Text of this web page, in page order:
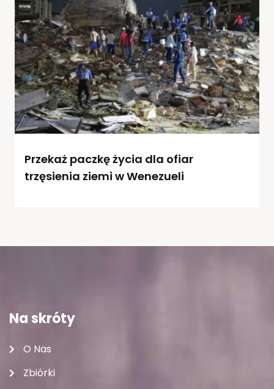
Przekaż paczkę życia dla ofiar
trzęsienia ziemi w Wenezueli
Na skróty
O Nas
Zbiórki